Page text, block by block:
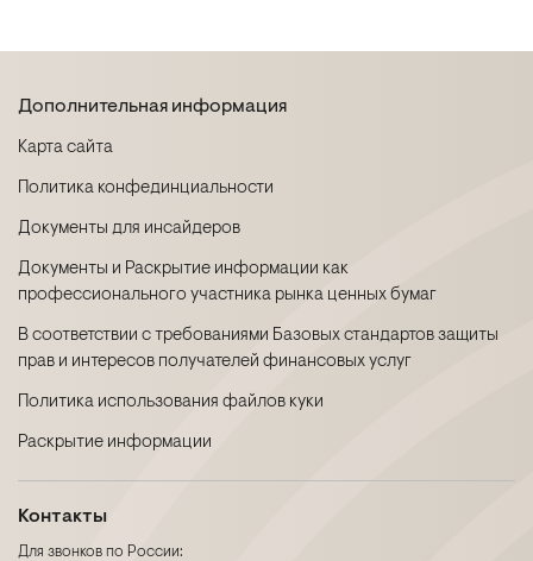
Дополнительная информация
Карта сайта
Политика конфединциальности
Документы для инсайдеров
Документы и Раскрытие информации как
профессионального участника рынка ценных бумаг
В соответствии с требованиями Базовых стандартов защиты
прав и интересов получателей финансовых услуг
Политика использования файлов куки
Раскрытие информации
Контакты
Для звонков по России: